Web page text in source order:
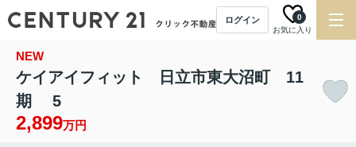
ログイン
お気に入り
0
NEW
ケイアイフィット 日立市東大沼町 11
期 5
2,899万円